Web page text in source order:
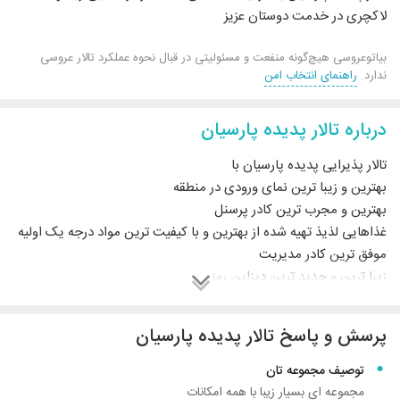
لاکچری در خدمت دوستان عزیز
درباره تالار پدیده پارسیان
تالار پذیرایی پدیده پارسیان با
بهترین و زیبا ترین نمای ورودی در منطقه
بهترین و مجرب ترین کادر پرسنل
غذاهایی لذیذ تهیه شده از بهترین و با کیفیت ترین مواد درجه یک اولیه
موفق ترین کادر مدیریت
زیبا ترین و جدید ترین دیزاین روز
ازدواجی زیبا، آسان و به یاد ماندنی را با ما تجربه کنید،
پک ویژه برای هدیه به عروس و داماد های عزیز: تهیه میوه، شیرینی،
ماشین عروس به همراه گل و دسته گل عروس، آرایشگاه عروس ، مزون
پرسش و پاسخ تالار پدیده پارسیان
توصیف مجموعه تان
مجموعه ای بسیار زیبا با همه امکانات
بیاتوعروسی هیچ‌گونه منفعت و مسئولیتی در قبال نحوه عملکرد تالار عروسی
ندارد. راهنمای انتخاب امن